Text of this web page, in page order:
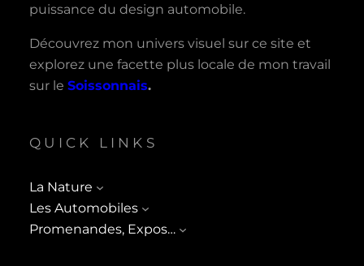
puissance du design automobile.
Découvrez mon univers visuel sur ce site et
explorez une facette plus locale de mon travail
sur le Soissonnais.
QUICK LINKS
La Nature
Les Automobiles
Promenandes, Expos…